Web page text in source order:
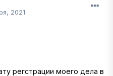
2021
регстрации моего дела в